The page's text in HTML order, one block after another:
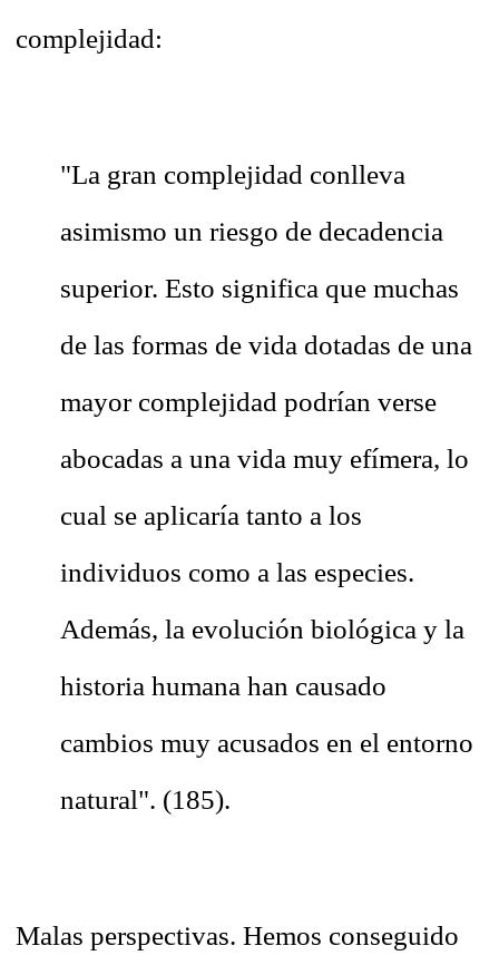
complejidad:
"La gran complejidad conlleva
asimismo un riesgo de decadencia
superior. Esto significa que muchas
de las formas de vida dotadas de una
mayor complejidad podrían verse
abocadas a una vida muy efímera, lo
cual se aplicaría tanto a los
individuos como a las especies.
Además, la evolución biológica y la
historia humana han causado
cambios muy acusados en el entorno
natural". (185).
Malas perspectivas. Hemos conseguido